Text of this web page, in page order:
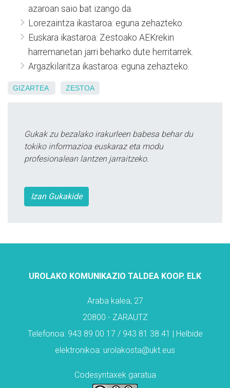
azaroan saio bat izango da.
Lorezaintza ikastaroa: eguna zehazteko.
Euskara ikastaroa: Zestoako AEKrekin
harremanetan jarri beharko dute herritarrek.
Argazkilaritza ikastaroa: eguna zehazteko.
GIZARTEA ZESTOA
Gukak zu bezalako irakurleen babesa behar du
tokiko informazioa euskaraz eta modu
profesionalean lantzen jarraitzeko.
Izan Gukakide
UROLAKO KOMUNIKAZIO TALDEA KOOP. ELK
Araba kalea, 27
20800 - ZARAUTZ
Telefonoa: 943 89 00 17 / 943 81 38 41 | Helbide
elektronikoa: urolakosta@ukt.eus
Codesyntaxek garatua